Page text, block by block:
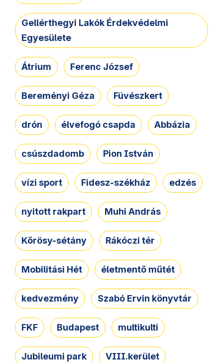
Gellérthegyi Lakók Érdekvédelmi
Egyesülete
Átrium Ferenc József
Bereményi Géza Füvészkert
drón élvefogó csapda Abbázia
csúszdadomb Pion István
vízi sport Fidesz-székház edzés
nyitott rakpart Muhi András
Kőrösy-sétány Rákóczi tér
Mobilitási Hét életmentő műtét
kedvezmény Szabó Ervin könyvtár
FKF Budapest multikulti
Jubileumi park VIII.kerület